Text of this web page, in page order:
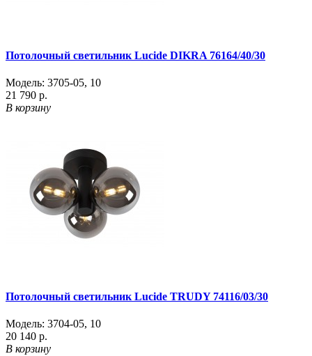
Потолочный светильник Lucide DIKRA 76164/40/30
Модель: 3705-05, 10
21 790 р.
В корзину
Потолочный светильник Lucide TRUDY 74116/03/30
Модель: 3704-05, 10
20 140 р.
В корзину